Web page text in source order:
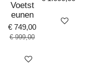
Voetst
eunen
€ 749,00
€ 999,00
Bekijk details
Bekijk details